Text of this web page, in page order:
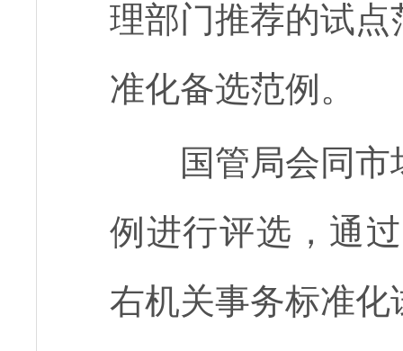
理部门推荐的试
准化备选范例。
国管局会同
例进行评选，通
右机关事务标准